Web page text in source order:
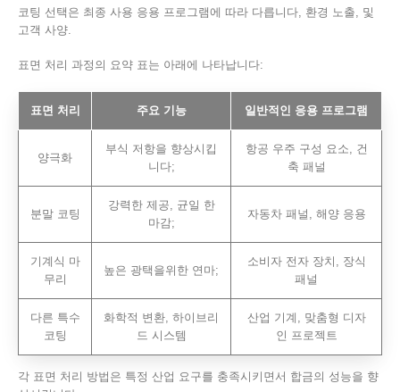
코팅 선택은 최종 사용 응용 프로그램에 따라 다릅니다, 환경 노출, 및
고객 사양.
표면 처리 과정의 요약 표는 아래에 나타납니다:
표면 처리 주요 기능 일반적인 응용 프로그램
양극화
부식 저항을 향상시킵
니다;
항공 우주 구성 요소, 건
축 패널
분말 코팅
강력한 제공, 균일 한
마감;
자동차 패널, 해양 응용
기계식 마
무리
높은 광택을위한 연마;
소비자 전자 장치, 장식
패널
다른 특수
코팅
화학적 변환, 하이브리
드 시스템
산업 기계, 맞춤형 디자
인 프로젝트
각 표면 처리 방법은 특정 산업 요구를 충족시키면서 합금의 성능을 향